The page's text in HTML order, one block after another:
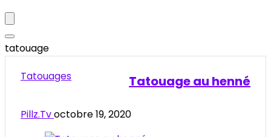
tatouage
Tatouages
Tatouage au henné
Pillz.Tvoctobre 19, 2020